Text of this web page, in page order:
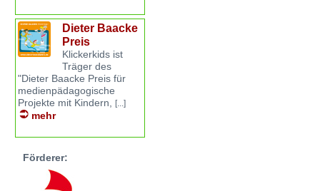
Dieter Baacke
Preis
Klickerkids ist
Träger des
"Dieter Baacke Preis für
medienpädagogische
Projekte mit Kindern, [...]
mehr
Förderer: